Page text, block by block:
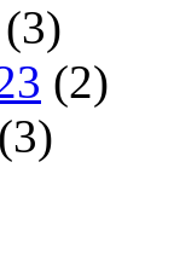
(3)
(2)
(3)